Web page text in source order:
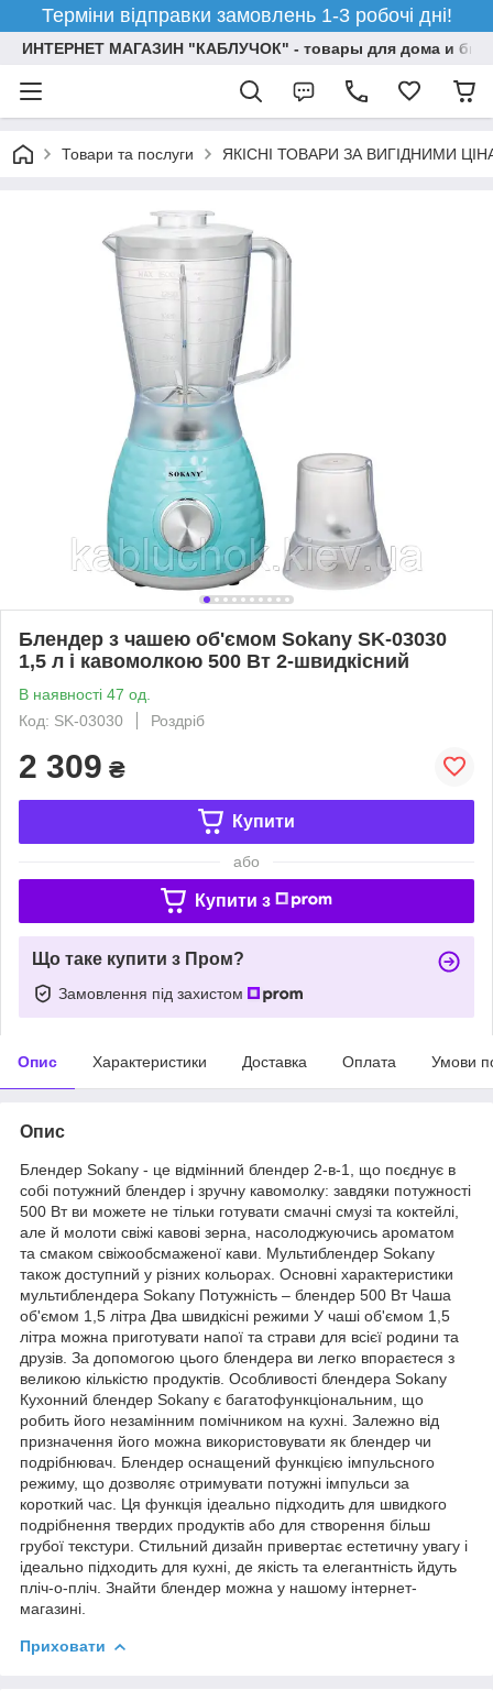
Терміни відправки замовлень 1-3 робочі дні!
ИНТЕРНЕТ МАГАЗИН "КАБЛУЧОК" - товары для дома и
Товари та послуги ЯКІСНІ ТОВАРИ ЗА ВИГІДНИМИ
Блендер з чашею об'ємом Sokany SK-03030
1,5 л і кавомолкою 500 Вт 2-швидкісний
В наявності 47 од.
Код: SK-03030
Роздріб
2 309 ₴
Купити
або
Купити з
Що таке купити з Пром?
Замовлення під захистом
Опис Характеристики Доставка Оплата Умови
Опис
Блендер Sokany - це відмінний блендер 2-в-1, що поєднує в
собі потужний блендер і зручну кавомолку: завдяки потужності
500 Вт ви можете не тільки готувати смачні смузі та коктейлі,
але й молоти свіжі кавові зерна, насолоджуючись ароматом
та смаком свіжообсмаженої кави. Мультиблендер Sokany
також доступний у різних кольорах. Основні характеристики
мультиблендера Sokany Потужність – блендер 500 Вт Чаша
об'ємом 1,5 літра Два швидкісні режими У чаші об'ємом 1,5
літра можна приготувати напої та страви для всієї родини та
друзів. За допомогою цього блендера ви легко впораєтеся з
великою кількістю продуктів. Особливості блендера Sokany
Кухонний блендер Sokany є багатофункціональним, що
робить його незамінним помічником на кухні. Залежно від
призначення його можна використовувати як блендер чи
подрібнювач. Блендер оснащений функцією імпульсного
режиму, що дозволяє отримувати потужні імпульси за
короткий час. Ця функція ідеально підходить для швидкого
подрібнення твердих продуктів або для створення більш
грубої текстури. Стильний дизайн привертає естетичну увагу і
ідеально підходить для кухні, де якість та елегантність йдуть
пліч-о-пліч. Знайти блендер можна у нашому інтернет-
магазині.
Приховати